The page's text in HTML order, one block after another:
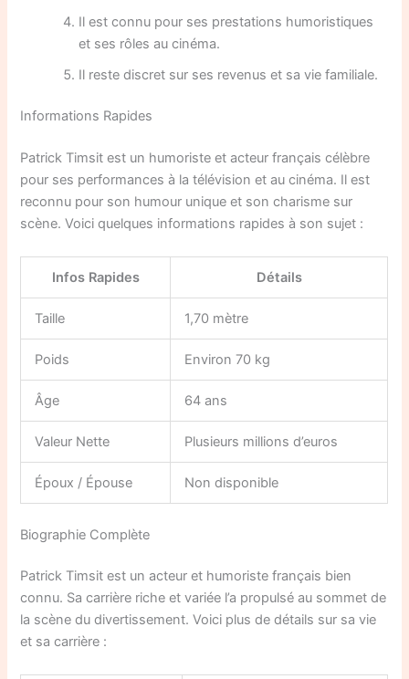
Il est connu pour ses prestations humoristiques
et ses rôles au cinéma.
Il reste discret sur ses revenus et sa vie familiale.
Informations Rapides
Patrick Timsit est un humoriste et acteur français célèbre
pour ses performances à la télévision et au cinéma. Il est
reconnu pour son humour unique et son charisme sur
scène. Voici quelques informations rapides à son sujet :
Infos Rapides Détails
Taille 1,70 mètre
Poids Environ 70 kg
Âge 64 ans
Valeur Nette Plusieurs millions d’euros
Époux / Épouse Non disponible
Biographie Complète
Patrick Timsit est un acteur et humoriste français bien
connu. Sa carrière riche et variée l’a propulsé au sommet de
la scène du divertissement. Voici plus de détails sur sa vie
et sa carrière :